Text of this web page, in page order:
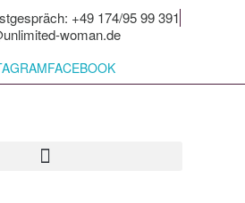
+49 174/95 99 391
woman.de
FACEBOOK